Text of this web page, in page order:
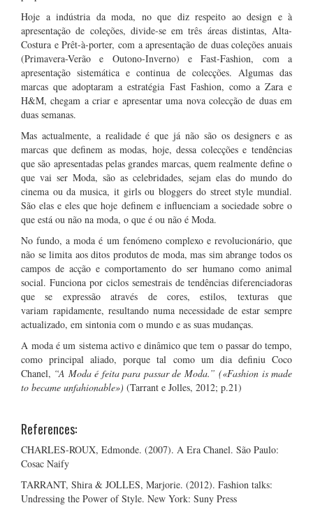
Hoje a indústria da moda, no que diz respeito ao design e à
apresentação de coleções, divide-se em três áreas distintas, Alta-
Costura e Prêt-à-porter, com a apresentação de duas coleções anuais
(Primavera-Verão e Outono-Inverno) e Fast-Fashion, com a
apresentação sistemática e continua de colecções. Algumas das
marcas que adoptaram a estratégia Fast Fashion, como a Zara e
H&M, chegam a criar e apresentar uma nova colecção de duas em
duas semanas.
Mas actualmente, a realidade é que já não são os designers e as
marcas que definem as modas, hoje, dessa colecções e tendências
que são apresentadas pelas grandes marcas, quem realmente define o
que vai ser Moda, são as celebridades, sejam elas do mundo do
cinema ou da musica, it girls ou bloggers do street style mundial.
São elas e eles que hoje definem e influenciam a sociedade sobre o
que está ou não na moda, o que é ou não é Moda.
No fundo, a moda é um fenómeno complexo e revolucionário, que
não se limita aos ditos produtos de moda, mas sim abrange todos os
campos de acção e comportamento do ser humano como animal
social. Funciona por ciclos semestrais de tendências diferenciadoras
que se expressão através de cores, estilos, texturas que
variam rapidamente, resultando numa necessidade de estar sempre
actualizado, em sintonia com o mundo e as suas mudanças.
A moda é um sistema activo e dinâmico que tem o passar do tempo,
como principal aliado, porque tal como um dia definiu Coco
Chanel, “A Moda é feita para passar de Moda.”(«Fashion is made
to became unfahionable») (Tarrant e Jolles, 2012; p.21)
References:
CHARLES-ROUX, Edmonde. (2007). A Era Chanel. São Paulo:
Cosac Naify
TARRANT, Shira & JOLLES, Marjorie. (2012). Fashion talks:
Undressing the Power of Style. New York: Suny Press